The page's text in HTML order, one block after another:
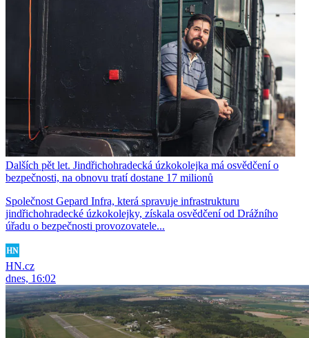
Dalších pět let. Jindřichohradecká úzkokolejka má osvědčení o
bezpečnosti, na obnovu tratí dostane 17 milionů
Společnost Gepard Infra, která spravuje infrastrukturu
jindřichohradecké úzkokolejky, získala osvědčení od Drážního
úřadu o bezpečnosti provozovatele...
HN.cz
dnes, 16:02